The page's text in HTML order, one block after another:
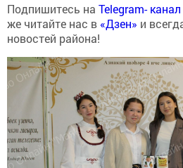
Подпишитесь на Telegram-
же читайте нас в «Дзен» и
новостей района!